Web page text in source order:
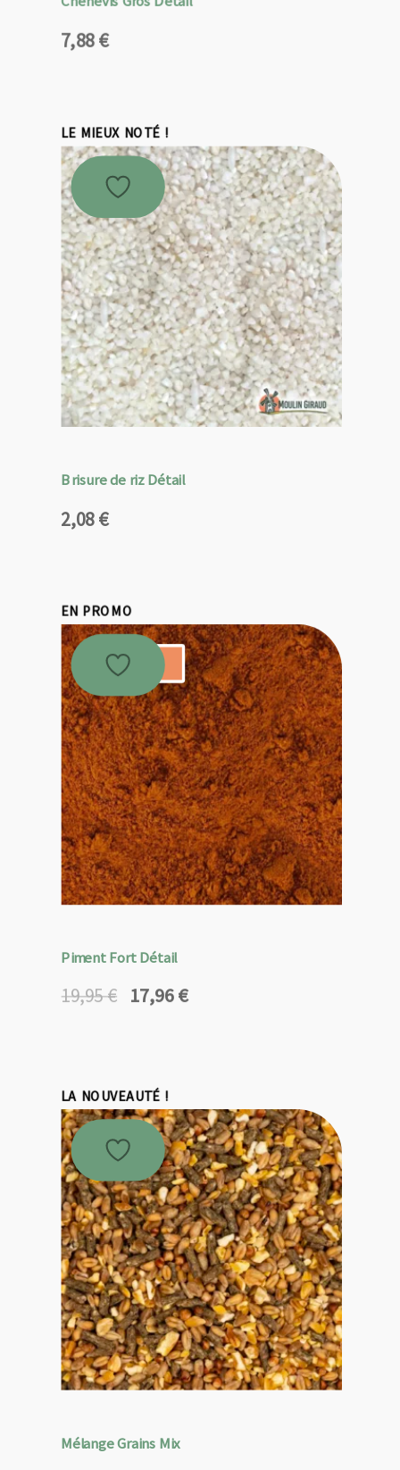
7,88€
LE MIEUX NOTÉ !
Brisure de riz Détail
2,08€
EN PROMO
Promo !
Piment Fort Détail
19,95€
Le
19,95 €.
17,96€
Le
17,96 €.
LA NOUVEAUTÉ !
Mélange Grains Mix